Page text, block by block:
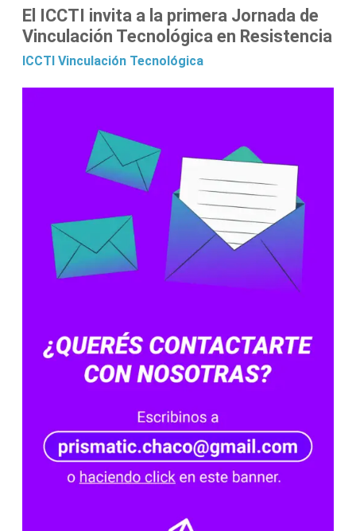
El ICCTI invita a la primera Jornada de
Vinculación Tecnológica en Resistencia
ICCTI Vinculación Tecnológica